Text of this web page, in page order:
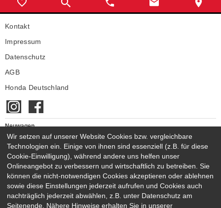
Kontakt
Impressum
Datenschutz
AGB
Honda Deutschland
Neuwagen
Honda Neuwagen
Gebrauchtwagen
Honda Gebrauchtwagen
Honda Vorführwagen
Gesamtbestand
NEUWAGENMODELLE
Wir setzen auf unserer Website Cookies bzw. vergleichbare
Technologien ein. Einige von ihnen sind essenziell (z.B. für diese
Cookie-Einwilligung), während andere uns helfen unser
Onlineangebot zu verbessern und wirtschaftlich zu betreiben. Sie
können die nicht-notwendigen Cookies akzeptieren oder ablehnen
sowie diese Einstellungen jederzeit aufrufen und Cookies auch
nachträglich jederzeit abwählen, z.B. unter Datenschutz am
Seitenende. Nähere Hinweise erhalten Sie in unserer